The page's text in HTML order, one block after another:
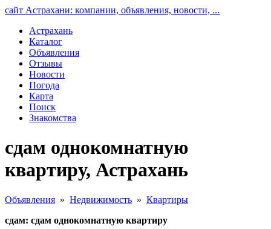
сайт Астрахани: компании, объявления, новости, ...
Астрахань
Каталог
Объявления
Отзывы
Новости
Погода
Карта
Поиск
Знакомства
сдам однокомнатную
квартиру, Астрахань
Объявления » Недвижимость » Квартиры
сдам: сдам однокомнатную квартиру